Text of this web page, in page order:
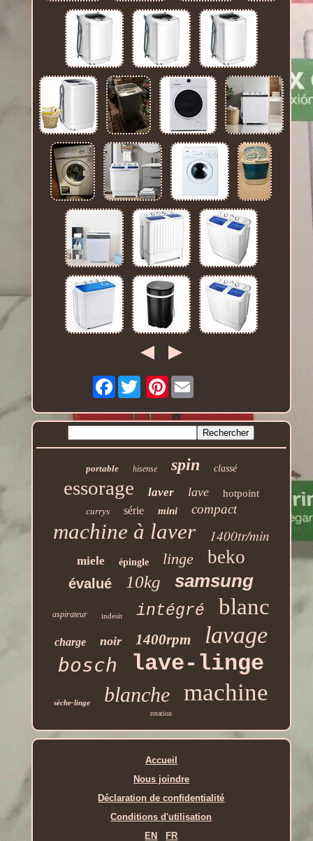
Facebook Pinterest
portable hisense spin classé
essorage laver lave hotpoint
currys série mini compact
machine à laver 1400tr/min
miele épingle linge beko
évalué 10kg samsung
aspirateur indesit intégré blanc
charge noir 1400rpm lavage
bosch lave-linge
sèche-linge blanche machine
rotation
Accueil
Nous joindre
Déclaration de confidentialité
Conditions d'utilisation
EN
FR